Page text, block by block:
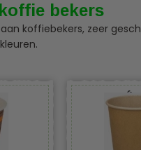
bekers
koffiebekers, zeer
informatie.
Espresso bekertjes